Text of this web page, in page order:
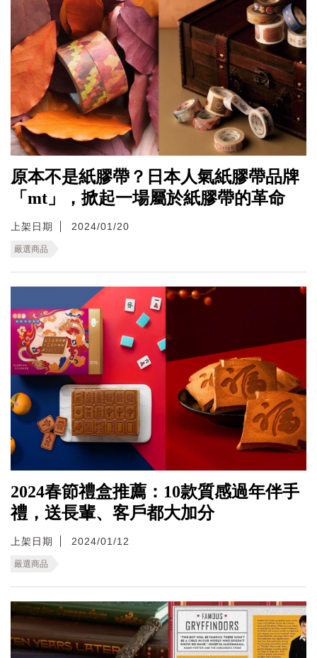
原本不是紙膠帶？日本人氣紙膠帶品牌
「mt」，掀起一場屬於紙膠帶的革命
上架日期 2024/01/20
嚴選商品
2024春節禮盒推薦：10款質感過年伴手
禮，送長輩、客戶都大加分
上架日期 2024/01/12
嚴選商品